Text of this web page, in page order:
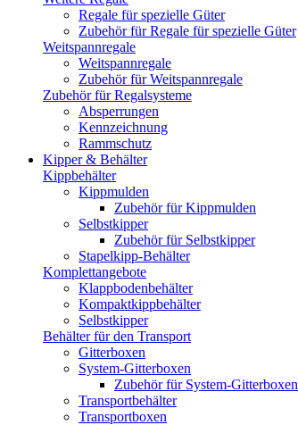
Regale für spezielle Güter
Zubehör für Regale für spezielle Güter
Weitspannregale
Weitspannregale
Zubehör für Weitspannregale
Zubehör für Regalsysteme
Absperrungen
Kennzeichnung
Rammschutz
Kipper & Behälter
Kippbehälter
Kippmulden
Zubehör für Kippmulden
Selbstkipper
Zubehör für Selbstkipper
Stapelkipp-Behälter
Komplettangebote
Klappbodenbehälter
Kompaktkippbehälter
Selbstkipper
Behälter für den Transport
Gitterboxen
System-Gitterboxen
Zubehör für System-Gitterboxen
Transportbehälter
Transportboxen